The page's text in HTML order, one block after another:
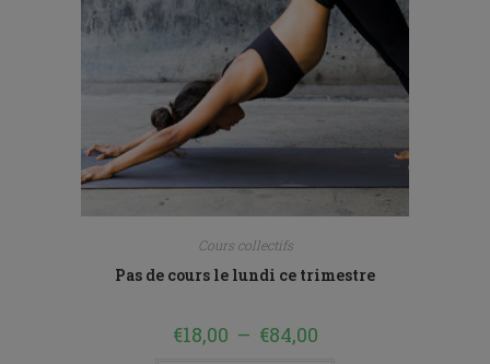
Cours collectifs
Pas de cours le lundi ce trimestre
€18,00 – €84,00
mardi 10 novembre
mardi 25 novembre
mardi 1 décembre
mardi 8 décembre